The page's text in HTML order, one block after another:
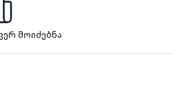
მოიძებნა